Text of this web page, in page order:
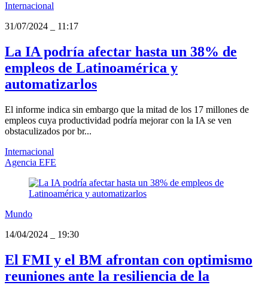
Internacional
31/07/2024
11:17
La IA podría afectar hasta un 38% de
empleos de Latinoamérica y
automatizarlos
El informe indica sin embargo que la mitad de los 17 millones de
empleos cuya productividad podría mejorar con la IA se ven
obstaculizados por br...
Internacional
Agencia EFE
Mundo
14/04/2024
19:30
El FMI y el BM afrontan con optimismo
reuniones ante la resiliencia de la